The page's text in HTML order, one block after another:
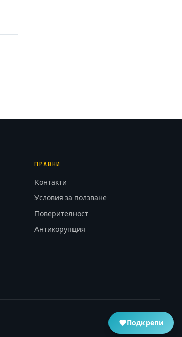
ПРАВНИ
Контакти
Условия за ползване
Поверителност
Антикорупция
Подкрепи